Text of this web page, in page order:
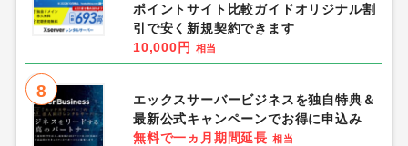
ポイントサイト比較ガイドオリジナル割
引で安く新規契約できます
10,000円
相当
8
エックスサーバービジネスを独自特典＆
最新公式キャンペーンでお得に申込み
無料で一ヵ月期間延長 相当